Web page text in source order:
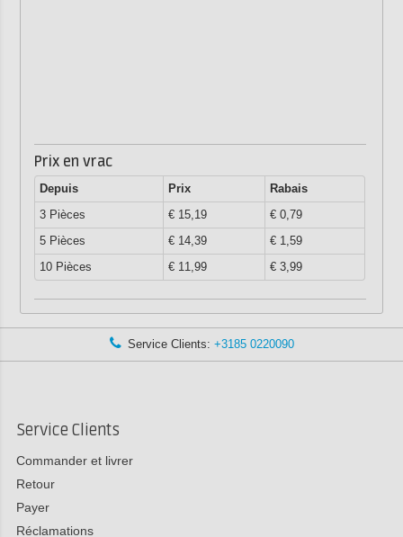
Prix en vrac
Depuis Prix
Rabais
3 Pièces
€ 15,19
€ 0,79
5 Pièces
€ 14,39
€ 1,59
10 Pièces
€ 11,99 € 3,99
Service Clients: +3185 0220090
Service Clients
Commander et livrer
Retour
Payer
Réclamations